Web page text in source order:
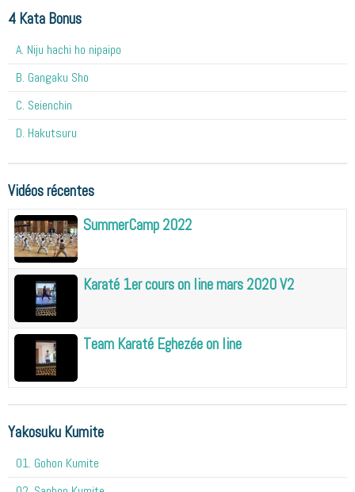
4 Kata Bonus
A. Niju hachi ho nipaipo
B. Gangaku Sho
C. Seienchin
D. Hakutsuru
Vidéos récentes
SummerCamp 2022
Karaté 1er cours on line mars 2020 V2
Team Karaté Eghezée on line
Yakosuku Kumite
01. Gohon Kumite